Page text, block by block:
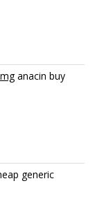
anacin buy
generic